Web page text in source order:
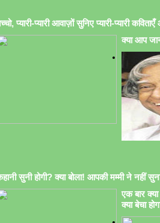
प्यारी-प्यारी आवाज़ों सुनिए प्यारी-प्यारी
क्या आप
सुनी होगी? क्या बोला! आपकी मम्मी ने नहीं
एक बार
क्या बेचा